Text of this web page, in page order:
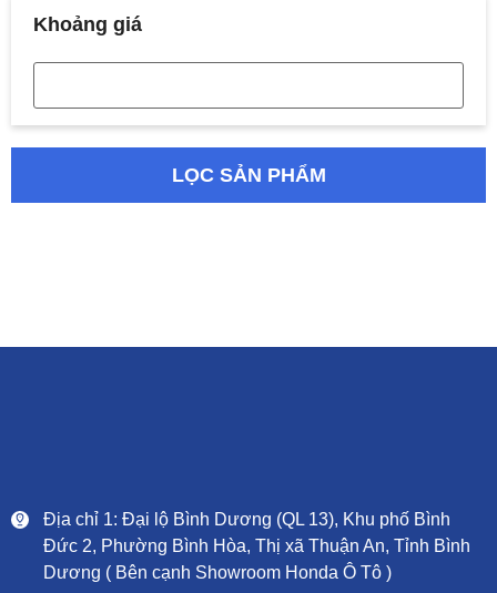
Khoảng giá
LỌC SẢN PHẨM
Địa chỉ 1: Đại lộ Bình Dương (QL 13), Khu phố Bình
Đức 2, Phường Bình Hòa, Thị xã Thuận An, Tỉnh Bình
Dương ( Bên cạnh Showroom Honda Ô Tô )